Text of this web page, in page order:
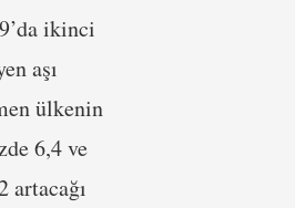
ikinci
aşı
ülkenin
6,4 ve
artacağı